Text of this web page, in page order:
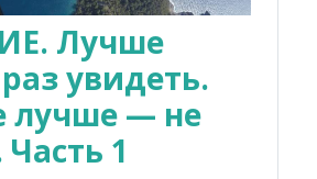
Лучше
увидеть.
лучше — не
1